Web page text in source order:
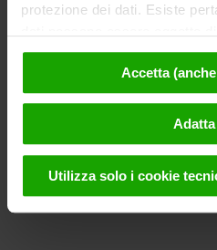
protezione dei dati. Esiste
autorità statunitensi a fini di
causa di ordinanze
terzi (ad es. Google, Meta) e
legali efficaci per fare
"Accetta", l'utente accetta
Questi dati verranno
Accetta
Adatta
Utilizza solo i cookie